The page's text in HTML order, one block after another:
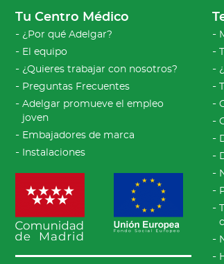
Tu Centro Médico
¿Por qué Adelgar?
El equipo
¿Quieres trabajar con nosotros?
Preguntas Frecuentes
Adelgar promueve el empleo
joven
Embajadores de marca
Instalaciones